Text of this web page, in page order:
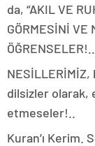
da, “AKIL VE
GÖRMESİNİ VE
ÖĞRENSELER!..
dilsizler olarak,
etmeseler!..
Kuran’ı Kerim.